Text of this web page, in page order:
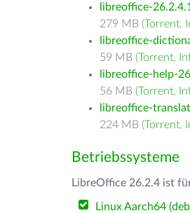
libreoffice-
279 MB (Torrent,
libreoffice-
59 MB (Torrent,
libreoffice-help-
56 MB (Torrent,
libreoffice-
224 MB (Torrent,
Betriebssysteme
LibreOffice 26.2.4 ist
Linux Aarch64